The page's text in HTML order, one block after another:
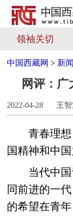
领袖关切
中国西藏网 > 新闻
网评：广
2022-04-28 王
青春理想
国精神和中
当代中国
同前进的一
的希望在青